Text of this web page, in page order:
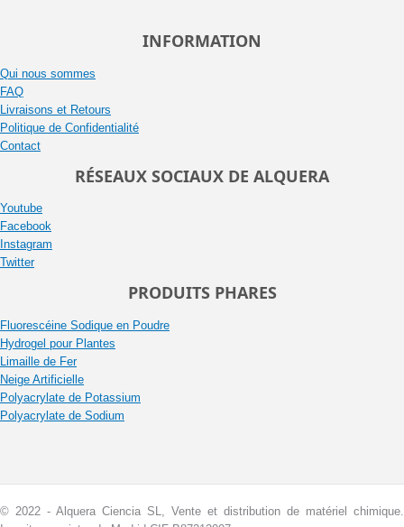
INFORMATION
Qui nous sommes
FAQ
Livraisons et Retours
Politique de Confidentialité
Contact
RÉSEAUX SOCIAUX DE ALQUERA
Youtube
Facebook
Instagram
Twitter
PRODUITS PHARES
Fluorescéine Sodique en Poudre
Hydrogel pour Plantes
Limaille de Fer
Neige Artificielle
Polyacrylate de Potassium
Polyacrylate de Sodium
© 2022 - Alquera Ciencia SL, Vente et distribution de matériel chimique.